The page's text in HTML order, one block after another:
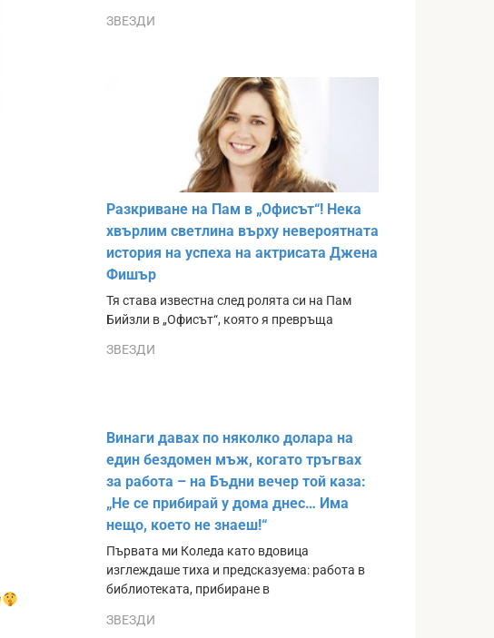
ЗВЕЗДИ
Разкриване на Пам в „Офисът“! Нека
хвърлим светлина върху невероятната
история на успеха на актрисата Джена
Фишър
Тя става известна след ролята си на Пам
Бийзли в „Офисът“, която я превръща
ЗВЕЗДИ
Винаги давах по няколко долара на
един бездомен мъж, когато тръгвах
за работа – на Бъдни вечер той каза:
„Не се прибирай у дома днес… Има
нещо, което не знаеш!“
Първата ми Коледа като вдовица
изглеждаше тиха и предсказуема: работа в
библиотеката, прибиране в
ЗВЕЗДИ